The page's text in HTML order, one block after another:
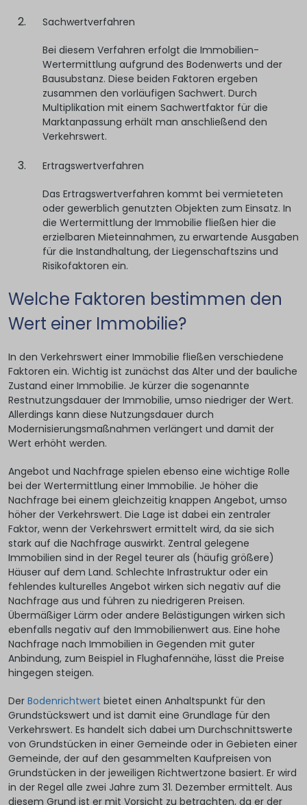
S achwertverfahren
Bei diesem Verfahren erfolgt die Immobilien-
Wertermittlung aufgrund des Bodenwerts und der
Bausubstanz. Diese beiden Faktoren ergeben
zusammen den vorläufigen Sachwert. Durch
Multiplikation mit einem Sachwertfaktor für die
Marktanpassung erhält man anschließend den
Verkehrswert.
Ertragswertverfahren
Das Ertragswertverfahren kommt bei vermieteten
oder gewerblich genutzten Objekten zum Einsatz. In
die Wertermittlung der Immobilie fließen hier die
erzielbaren Mieteinnahmen, zu erwartende Ausgaben
für die Instandhaltung, der Liegenschaftszins und
Risikofaktoren ein.
Welche Faktoren bestimmen den
Wert einer Immobilie?
In den Verkehrswert einer Immobilie fließen verschiedene
Faktoren ein. Wichtig ist zunächst das Alter und der bauliche
Zustand einer Immobilie. Je kürzer die sogenannte
Restnutzungsdauer der Immobilie, umso niedriger der Wert.
Allerdings kann diese Nutzungsdauer durch
Modernisierungsmaßnahmen verlängert und damit der
Wert erhöht werden.
Angebot und Nachfrage spielen ebenso eine wichtige Rolle
bei der Wertermittlung einer Immobilie. Je höher die
Nachfrage bei einem gleichzeitig knappen Angebot, umso
höher der Verkehrswert. Die Lage ist dabei ein zentraler
Faktor, wenn der Verkehrswert ermittelt wird, da sie sich
stark auf die Nachfrage auswirkt. Zentral gelegene
Immobilien sind in der Regel teurer als (häufig größere)
Häuser auf dem Land. Schlechte Infrastruktur oder ein
fehlendes kulturelles Angebot wirken sich negativ auf die
Nachfrage aus und führen zu niedrigeren Preisen.
Übermäßiger Lärm oder andere Belästigungen wirken sich
ebenfalls negativ auf den Immobilienwert aus. Eine hohe
Nachfrage nach Immobilien in Gegenden mit guter
Anbindung, zum Beispiel in Flughafennähe, lässt die Preise
hingegen steigen.
Der Bodenrichtwert bietet einen Anhaltspunkt für den
Grundstückswert und ist damit eine Grundlage für den
Verkehrswert. Es handelt sich dabei um Durchschnittswerte
von Grundstücken in einer Gemeinde oder in Gebieten einer
Gemeinde, der auf den gesammelten Kaufpreisen von
Grundstücken in der jeweiligen Richtwertzone basiert. Er wird
in der Regel alle zwei Jahre zum 31. Dezember ermittelt. Aus
diesem Grund ist er mit Vorsicht zu betrachten, da er der